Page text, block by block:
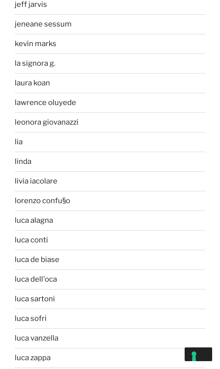
jeff jarvis
jeneane sessum
kevin marks
la signora g.
laura koan
lawrence oluyede
leonora giovanazzi
lia
linda
livia iacolare
lorenzo confu§o
luca alagna
luca conti
luca de biase
luca dell'oca
luca sartoni
luca sofri
luca vanzella
luca zappa